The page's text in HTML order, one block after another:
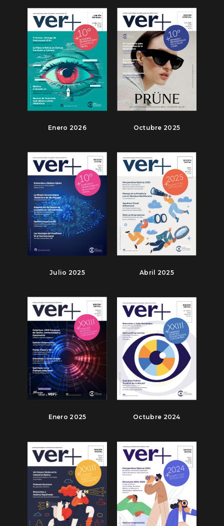
Enero 2026 Octubre 2025
Julio 2025 Abril 2025
Enero 2025 Octubre 2024